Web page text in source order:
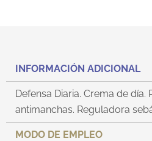
INFORMACIÓN ADICIONAL
Defensa Diaria. Crema de día.
antimanchas. Reguladora
MODO DE EMPLEO